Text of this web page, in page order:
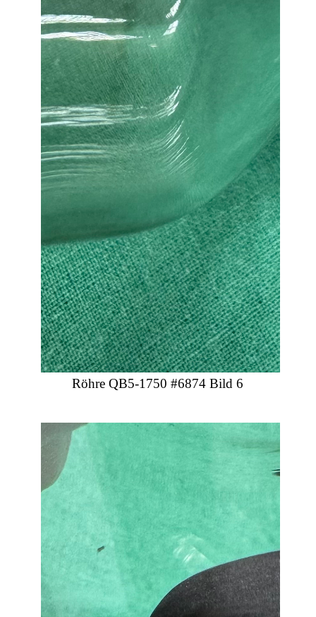
Röhre QB5-1750 #6874 Bild 6